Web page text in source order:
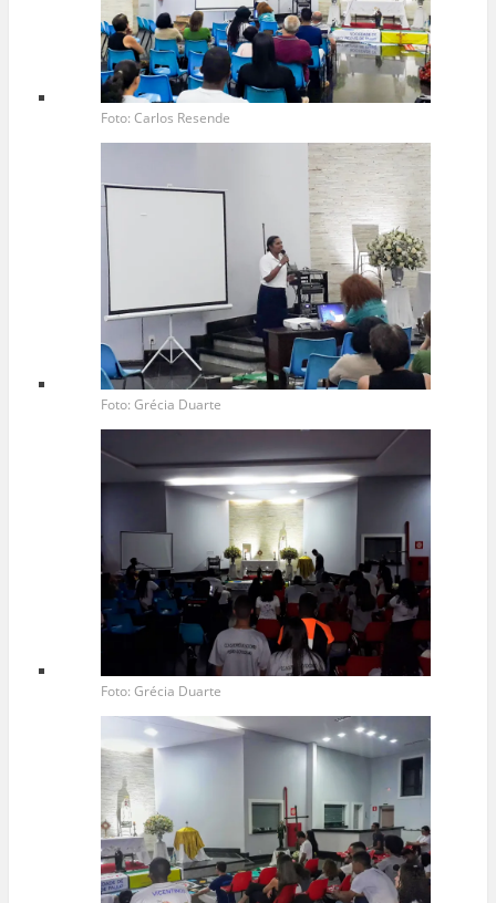
Foto: Carlos Resende
Foto: Grécia Duarte
Foto: Grécia Duarte